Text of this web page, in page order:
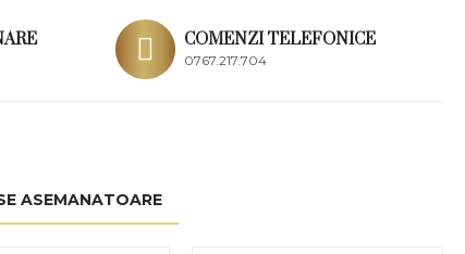
COMENZI TELEFONICE
0767.217.704
ASEMANATOARE